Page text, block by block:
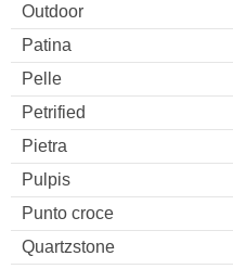
Outdoor
Patina
Pelle
Petrified
Pietra
Pulpis
Punto croce
Quartzstone